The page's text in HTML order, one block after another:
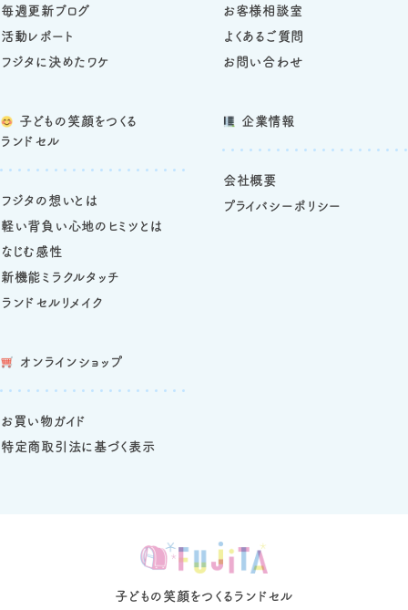
子どもの笑顔をつくる
ランドセル
フジタの想いとは
軽い背負い心地のヒミツとは
なじむ感性
新機能ミラクルタッチ
ランドセルリメイク
毎週更新ブログ
活動レポート
フジタに決めたワケ
お客様相談室
よくあるご質問
お問い合わせ
企業情報
会社概要
プライバシーポリシー
オンラインショップ
お買い物ガイド
特定商取引法に基づく表示
子どもの笑顔をつくるランドセル